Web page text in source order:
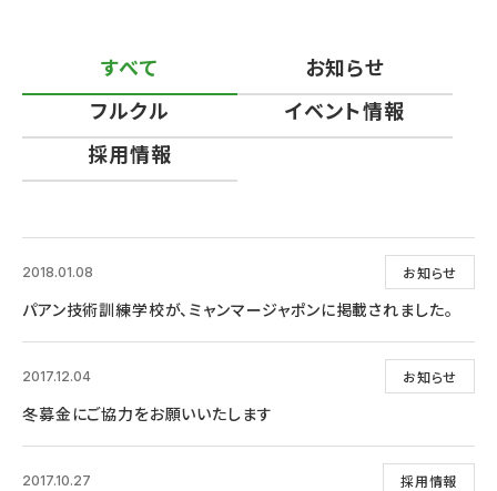
すべて
お知らせ
フルクル
イベント情報
採用情報
お知らせ
2018.01.08
パアン技術訓練学校が、ミャンマージャポンに掲載されました。
お知らせ
2017.12.04
冬募金にご協力をお願いいたします
採用情報
2017.10.27